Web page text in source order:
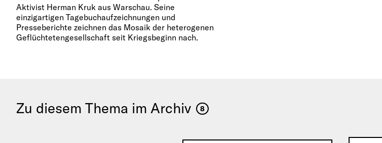
Aktivist Herman Kruk aus Warschau. Seine
einzigartigen Tagebuchaufzeichnungen und
Presseberichte zeichnen das Mosaik der heterogenen
Geflüchtetengesellschaft seit Kriegsbeginn nach.
Zu diesem Thema im Archiv 8